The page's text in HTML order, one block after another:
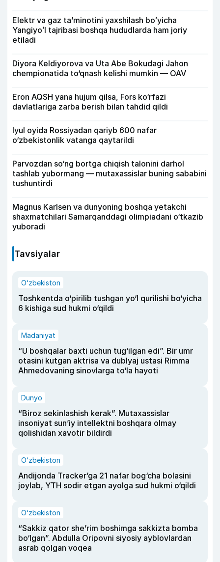
Elektr va gaz taʼminotini yaxshilash boʻyicha
Yangiyoʻl tajribasi boshqa hududlarda ham joriy
etiladi
Diyora Keldiyorova va Uta Abe Bokudagi Jahon
chempionatida to‘qnash kelishi mumkin — OAV
Eron AQSH yana hujum qilsa, Fors ko‘rfazi
davlatlariga zarba berish bilan tahdid qildi
Iyul oyida Rossiyadan qariyb 600 nafar
o‘zbekistonlik vatanga qaytarildi
Parvozdan so‘ng bortga chiqish talonini darhol
tashlab yubormang — mutaxassislar buning sababini
tushuntirdi
Magnus Karlsen va dunyoning boshqa yetakchi
shaxmatchilari Samarqanddagi olimpiadani o‘tkazib
yuboradi
Tavsiyalar
O‘zbekiston
Toshkentda o‘pirilib tushgan yo‘l qurilishi bo‘yicha
6 kishiga sud hukmi o‘qildi
Madaniyat
“U boshqalar baxti uchun tug‘ilgan edi”. Bir umr
otasini kutgan aktrisa va dublyaj ustasi Rimma
Ahmedovaning sinovlarga to‘la hayoti
Dunyo
“Biroz sekinlashish kerak”. Mutaxassislar
insoniyat sun’iy intellektni boshqara olmay
qolishidan xavotir bildirdi
O‘zbekiston
Andijonda Tracker’ga 21 nafar bog‘cha bolasini
joylab, YTH sodir etgan ayolga sud hukmi o‘qildi
O‘zbekiston
“Sakkiz qator she’rim boshimga sakkizta bomba
bo‘lgan”. Abdulla Oripovni siyosiy ayblovlardan
asrab qolgan voqea